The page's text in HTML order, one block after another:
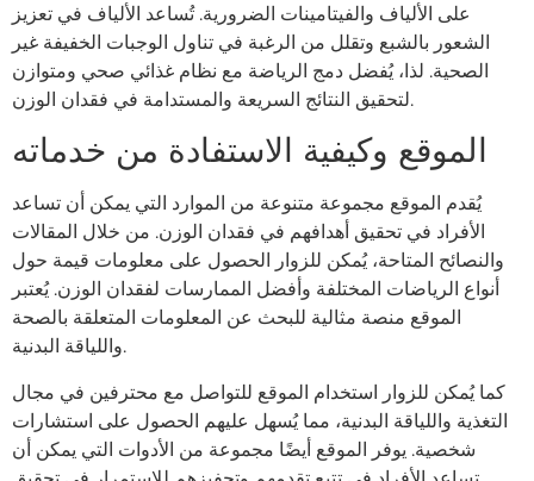
على الألياف والفيتامينات الضرورية. تُساعد الألياف في تعزيز
الشعور بالشبع وتقلل من الرغبة في تناول الوجبات الخفيفة غير
الصحية. لذا، يُفضل دمج الرياضة مع نظام غذائي صحي ومتوازن
لتحقيق النتائج السريعة والمستدامة في فقدان الوزن.
الموقع وكيفية الاستفادة من خدماته
يُقدم الموقع مجموعة متنوعة من الموارد التي يمكن أن تساعد
الأفراد في تحقيق أهدافهم في فقدان الوزن. من خلال المقالات
والنصائح المتاحة، يُمكن للزوار الحصول على معلومات قيمة حول
أنواع الرياضات المختلفة وأفضل الممارسات لفقدان الوزن. يُعتبر
الموقع منصة مثالية للبحث عن المعلومات المتعلقة بالصحة
واللياقة البدنية.
كما يُمكن للزوار استخدام الموقع للتواصل مع محترفين في مجال
التغذية واللياقة البدنية، مما يُسهل عليهم الحصول على استشارات
شخصية. يوفر الموقع أيضًا مجموعة من الأدوات التي يمكن أن